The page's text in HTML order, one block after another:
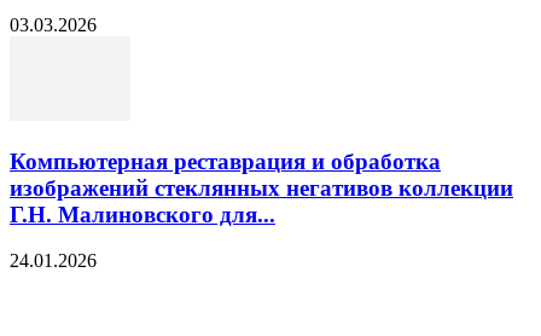
03.03.2026
Компьютерная реставрация и обработка
изображений стеклянных негативов коллекции
Г.Н. Малиновского для...
24.01.2026